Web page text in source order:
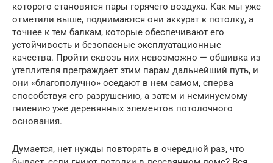
которого становятся пары горячего воздуха. Как мы уже
отметили выше, поднимаются они аккурат к потолку, а
точнее к тем балкам, которые обеспечивают его
устойчивость и безопасные эксплуатационные
качества. Пройти сквозь них невозможно — обшивка из
утеплителя преграждает этим парам дальнейший путь, и
они «благополучно» оседают в нем самом, сперва
способствуя его разрушению, а затем и неминуемому
гниению уже деревянных элементов потолочного
основания.
Думается, нет нужды повторять в очередной раз, что